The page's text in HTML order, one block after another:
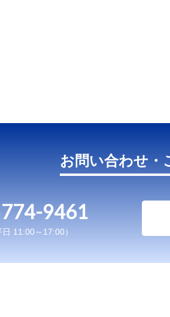
お問い合わせ・
9461
日 11:00～17:00）